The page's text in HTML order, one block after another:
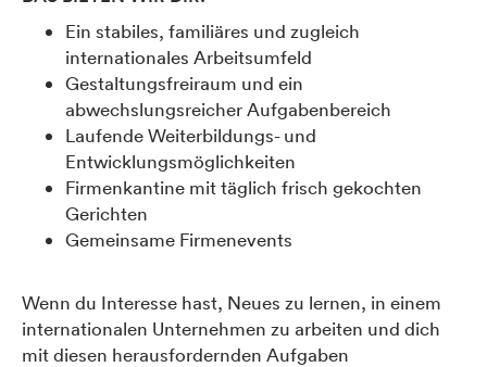
Ein stabiles, familiäres und zugleich
internationales Arbeitsumfeld
Gestaltungsfreiraum und ein
abwechslungsreicher Aufgabenbereich
Laufende Weiterbildungs- und
Entwicklungsmöglichkeiten
Firmenkantine mit täglich frisch gekochten
Gerichten
Gemeinsame Firmenevents
Wenn du Interesse hast, Neues zu lernen, in einem
internationalen Unternehmen zu arbeiten und dich
mit diesen herausfordernden Aufgaben